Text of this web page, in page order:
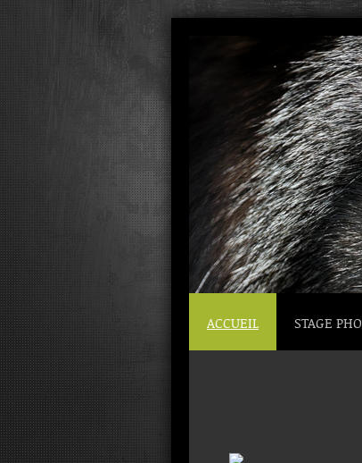
ACCUEIL STAGE